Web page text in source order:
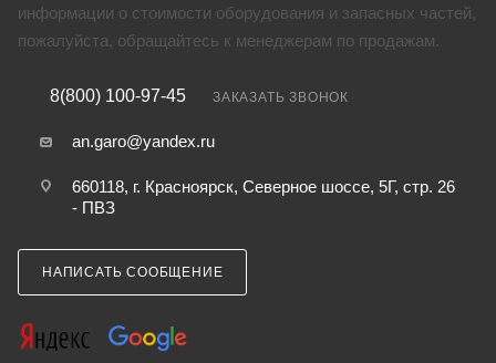
информации о стоимости оборудования и запасных частей,
пожалуйста, обращайтесь к менеджерам по продажам.
8(800) 100-97-45 ЗАКАЗАТЬ ЗВОНОК
an.garo@yandex.ru
660118, г. Красноярск, Северное шоссе, 5Г, стр. 26
- ПВЗ
НАПИСАТЬ СООБЩЕНИЕ